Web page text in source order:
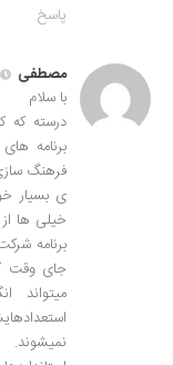
پاسخ
مصطفی
با سلام
درسته که
برنامه
فرهنگ
ی بسیار
خیلی ها از
برنامه
جای وقت
میتواند